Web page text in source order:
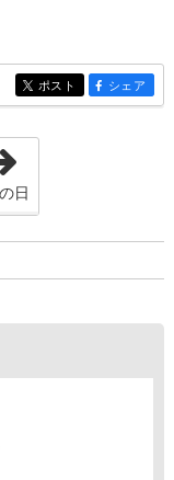
entry336
ポスト entry336
シェア
日